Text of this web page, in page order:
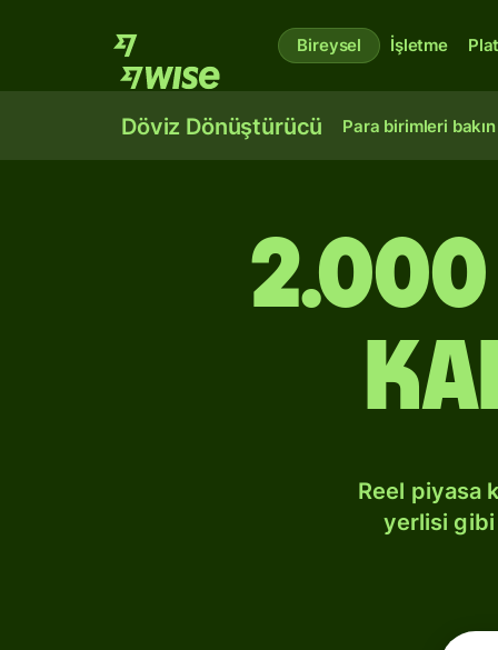
Bireysel İşletme
Döviz Dönüştürücü Para birimleri bakın
Reel piyasa
yerlisi gibi